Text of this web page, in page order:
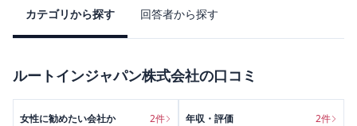
カテゴリから探す 回答者から探す
ルートインジャパン株式会社の口コミ
女性に勧めたい会社か 2件 年収・評価 2件